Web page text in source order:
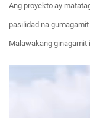
Ang proyekto ay
pasilidad na
Malawakang
pagtatanim nang walang